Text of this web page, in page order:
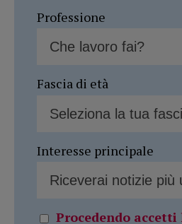
Professione
Fascia di età
Interesse principale
Procedendo